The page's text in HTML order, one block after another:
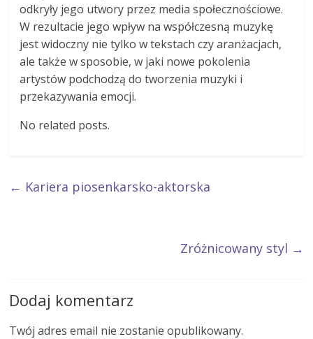
odkryły jego utwory przez media społecznościowe.
W rezultacie jego wpływ na współczesną muzykę
jest widoczny nie tylko w tekstach czy aranżacjach,
ale także w sposobie, w jaki nowe pokolenia
artystów podchodzą do tworzenia muzyki i
przekazywania emocji.
No related posts.
← Kariera piosenkarsko-aktorska
Zróżnicowany styl →
Dodaj komentarz
Twój adres email nie zostanie opublikowany.